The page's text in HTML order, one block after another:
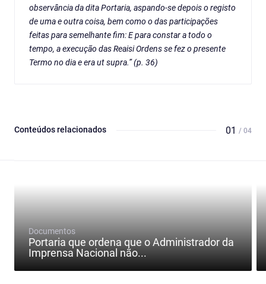
observância da dita Portaria, aspando-se depois o registo
de uma e outra coisa, bem como o das participações
feitas para semelhante fim: E para constar a todo o
tempo, a execução das Reaisi Ordens se fez o presente
Termo no dia e era ut supra.” (p. 36)
Conteúdos relacionados 01 / 04
Documentos
Portaria que ordena que o Administrador da
Imprensa Nacional não...